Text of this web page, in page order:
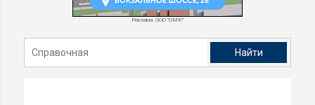
Реклама. ООО "ОМК"